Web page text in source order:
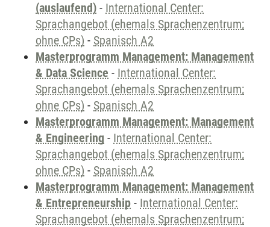
(auslaufend) - International Center:
Sprachangebot (ehemals Sprachenzentrum;
ohne CPs) - Spanisch A2
Masterprogramm Management: Management
& Data Science - International Center:
Sprachangebot (ehemals Sprachenzentrum;
ohne CPs) - Spanisch A2
Masterprogramm Management: Management
& Engineering - International Center:
Sprachangebot (ehemals Sprachenzentrum;
ohne CPs) - Spanisch A2
Masterprogramm Management: Management
& Entrepreneurship - International Center:
Sprachangebot (ehemals Sprachenzentrum;